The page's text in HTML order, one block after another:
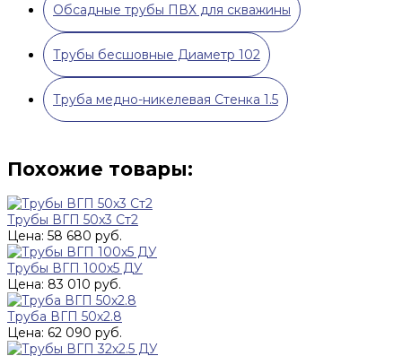
Обсадные трубы ПВХ для скважины
Трубы бесшовные Диаметр 102
Труба медно-никелевая Стенка 1.5
Похожие товары:
Трубы ВГП 50x3 Ст2
Цена: 58 680 руб.
Трубы ВГП 100х5 ДУ
Цена: 83 010 руб.
Труба ВГП 50х2.8
Цена: 62 090 руб.